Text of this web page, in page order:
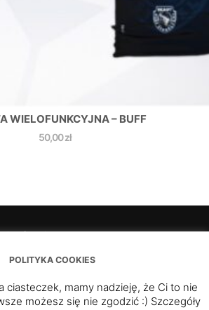
WIELOFUNKCYJNA – BUFF
50,00zł
słów kilka…
POLITYKA COOKIES
ciasteczek, mamy nadzieję, że Ci to nie
możesz się nie zgodzić :) Szczegóły